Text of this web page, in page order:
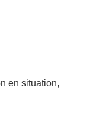
en situation,